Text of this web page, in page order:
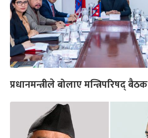
प्रधानमन्त्रीले बोलाए मन्त्रिपरिषद् बैठक